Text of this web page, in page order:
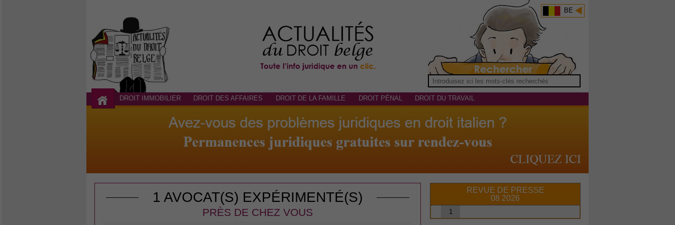
BE
DROIT IMMOBILIER DROIT DES AFFAIRES DROIT DE LA FAMILLE DROIT PÉNAL DROIT DU TRAVAIL
1 AVOCAT(S) EXPÉRIMENTÉ(S)
PRÈS DE CHEZ VOUS
REVUE DE PRESSE
08 2026
1